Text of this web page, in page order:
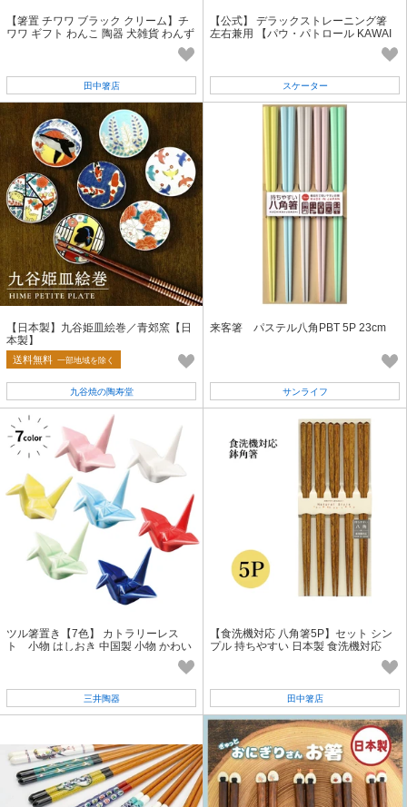
【箸置 チワワ ブラック クリーム】チ
ワワ ギフト わんこ 陶器 犬雑貨 わんず
田中箸店
【公式】 デラックストレーニング箸
左右兼用 【パウ・パトロール KAWAI
スケーター
【日本製】九谷姫皿絵巻／青郊窯【日
本製】
送料無料 一部地域を除く
九谷焼の陶寿堂
来客箸 パステル八角PBT 5P 23cm
サンライフ
ツル箸置き【7色】 カトラリーレス
ト 小物 はしおき 中国製 小物 かわい
三井陶器
【食洗機対応 八角箸5P】セット シン
プル 持ちやすい 日本製 食洗機対応
田中箸店